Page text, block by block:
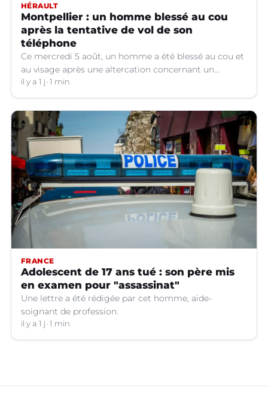
HÉRAULT
Montpellier : un homme blessé au cou
après la tentative de vol de son
téléphone
Ce mercredi 5 août, un homme a été blessé au cou et
au visage après une altercation concernant un
téléphone portable à Montpellier (Hérault).
il y a 1 j 1 min
FRANCE
Adolescent de 17 ans tué : son père mis
en examen pour "assassinat"
Une lettre a été rédigée par cet homme, aide-
soignant de profession.
il y a 1 j 1 min